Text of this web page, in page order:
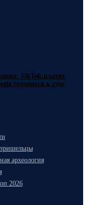
TikTok платит
готовятся к суду
археология
2026